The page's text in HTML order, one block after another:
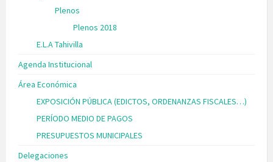
Plenos
Plenos 2018
E.L.A Tahivilla
Agenda Institucional
Área Económica
EXPOSICIÓN PÚBLICA (EDICTOS, ORDENANZAS FISCALES…)
PERÍODO MEDIO DE PAGOS
PRESUPUESTOS MUNICIPALES
Delegaciones